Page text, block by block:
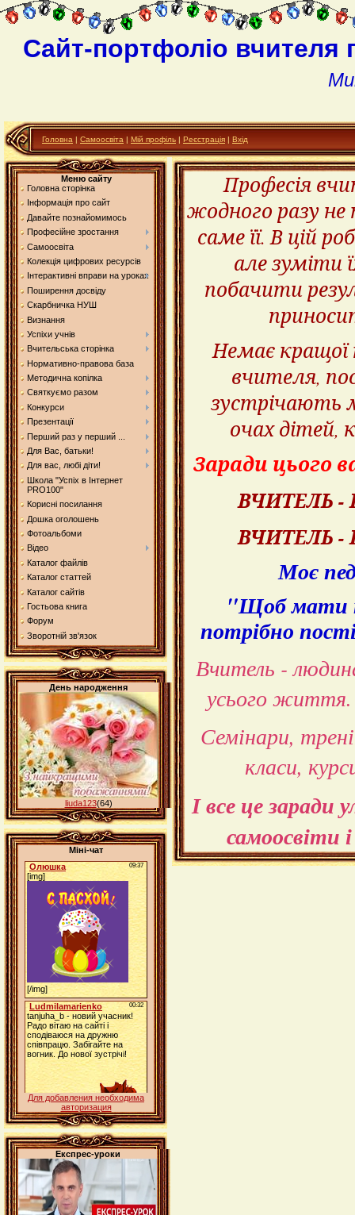
Сайт-портфоліо вчителя
Головна | Самоосвіта | Мій профіль | Реєстрація | Вхід
Меню сайту
Головна сторінка
Інформація про сайт
Давайте познайомимось
Професійне зростання
Самоосвіта
Колекція цифрових ресурсів
Інтерактивні вправи на уроках
Поширення досвіду
Скарбничка НУШ
Визнання
Успіхи учнів
Вчительська сторінка
Нормативно-правова база
Методична копілка
Святкуємо разом
Конкурси
Презентації
Перший раз у перший ...
Для Вас, батьки!
Для вас, любі діти!
Школа "Успіх в Інтернет
PRO100"
Корисні посилання
Дошка оголошень
Фотоальбоми
Відео
Каталог файлів
Каталог статтей
Каталог сайтів
Гостьова книга
Форум
Зворотній зв'язок
День народження
liuda123(64)
Міні-чат
Для добавления необходима
авторизация
Експрес-уроки
Професія
жодного разу
саме її. В цій
але зуміти
побачити
Немає кращої
вчителя,
зустрічають
очах дітей,
Заради цього
ВЧИТЕЛЬ -
ВЧИТЕЛЬ
Моє
"Щоб мати
потрібно
Вчитель -
усього життя.
Семінари,
класи,
І все це заради
самоосвіти